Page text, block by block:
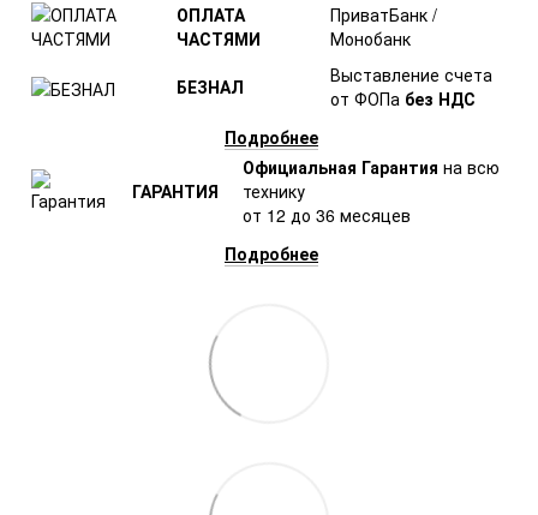
ОПЛАТА
ЧАСТЯМИ
ПриватБанк /
Монобанк
БЕЗНАЛ
Выставление счета
от ФОПа без НДС
Подробнее
ГАРАНТИЯ
Официальная Гарантия на всю
технику
от 12 до 36 месяцев
Подробнее